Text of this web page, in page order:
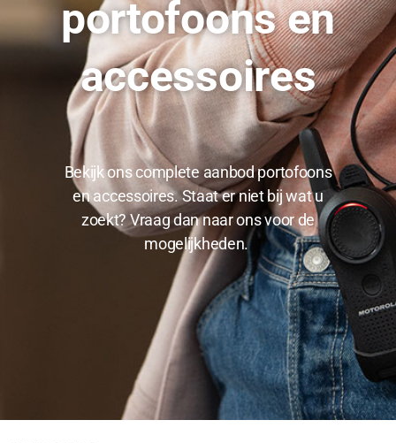
portofoons en
accessoires
Bekijk ons complete aanbod portofoons
en accessoires. Staat er niet bij wat u
zoekt? Vraag dan naar ons voor de
mogelijkheden.